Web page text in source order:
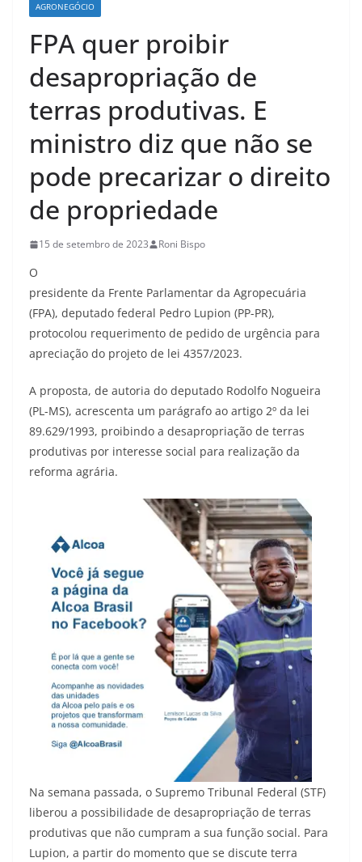
AGRONEGÓCIO
FPA quer proibir
desapropriação de
terras produtivas. E
ministro diz que não se
pode precarizar o direito
de propriedade
15 de setembro de 2023 Roni Bispo
O
presidente da Frente Parlamentar da Agropecuária
(FPA), deputado federal Pedro Lupion (PP-PR),
protocolou requerimento de pedido de urgência para
apreciação do projeto de lei 4357/2023.
A proposta, de autoria do deputado Rodolfo Nogueira
(PL-MS), acrescenta um parágrafo ao artigo 2º da lei
89.629/1993, proibindo a desapropriação de terras
produtivas por interesse social para realização da
reforma agrária.
Na semana passada, o Supremo Tribunal Federal (STF)
liberou a possibilidade de desapropriação de terras
produtivas que não cumpram a sua função social. Para
Lupion, a partir do momento que se discute terra